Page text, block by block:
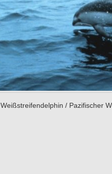
Weißstreifendelphin / Pazifischer